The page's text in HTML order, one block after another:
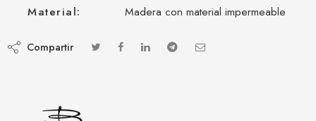
Material:
Madera con material impermeable
Compartir